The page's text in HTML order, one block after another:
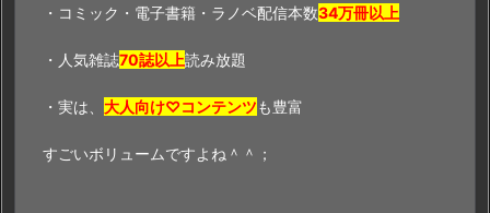
・コミック・電子書籍・ラノベ配信本数34万冊以上
・人気雑誌70誌以上読み放題
・実は、 大人向け♡コンテンツも豊富
すごいボリュームですよね＾＾；